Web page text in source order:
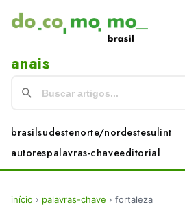
anais
brasilsudestenorte/nordestesulint
autorespalavras-chaveeditorial
início › palavras-chave › fortaleza